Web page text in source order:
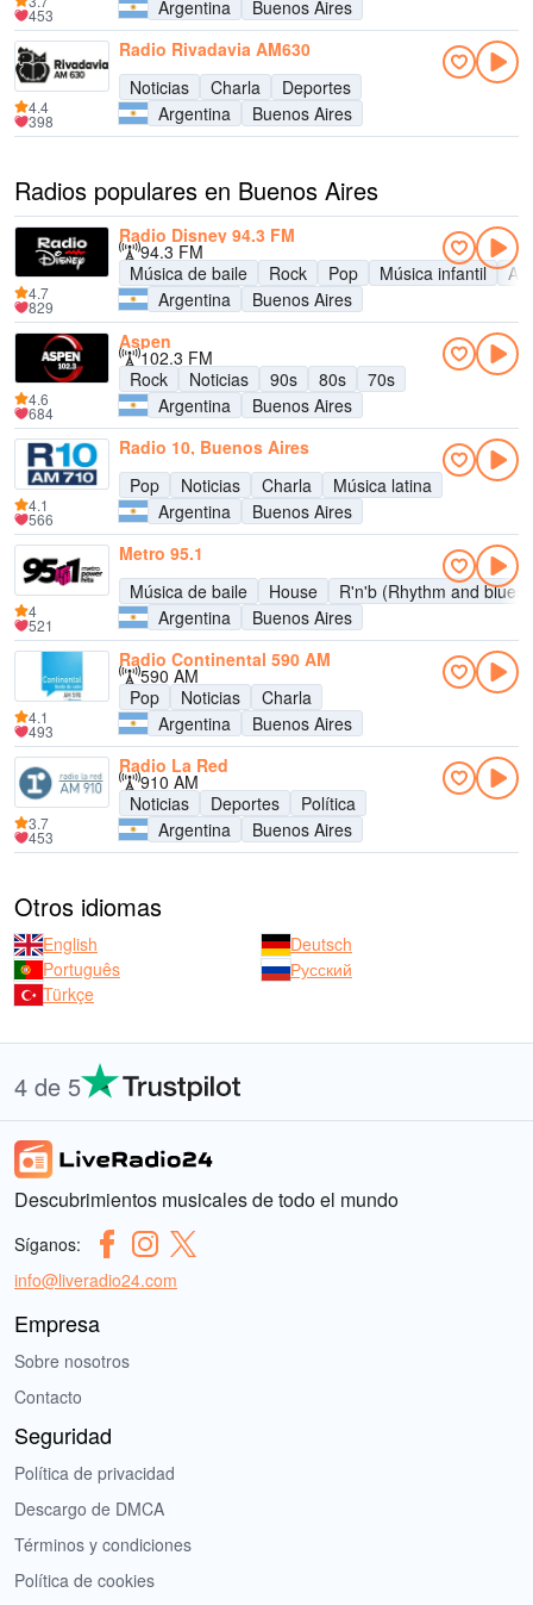
Argentina
Buenos Aires
453
Radio Rivadavia AM630
Noticias
Charla
Deportes
Argentina
Buenos Aires
4.4
398
Radios populares en Buenos Aires
Radio Disney 94.3 FM
94.3 FM
Música de baile
Rock Pop Música infantil
Argentina
Buenos Aires
4.7
829
Aspen
102.3 FM
Rock
Noticias 90s 80s
70s
Argentina
Buenos Aires
4.6
684
Radio 10, Buenos Aires
Pop
Noticias Charla
Música latina
Argentina
Buenos Aires
4.1
566
Metro 95.1
Música de baile
House
R'n'b (Rhythm and blues)
Argentina
Buenos Aires
4
521
Radio Continental 590 AM
590 AM
Pop
Noticias
Charla
Argentina
Buenos Aires
4.1
493
Radio La Red
910 AM
Noticias
Deportes
Política
Argentina
Buenos Aires
3.7
453
Otros idiomas
English
Deutsch
Português
Русский
Türkçe
4 de 5
Descubrimientos musicales de todo el mundo
Síganos:
info@liveradio24.com
Empresa
Sobre nosotros
Contacto
Seguridad
Política de privacidad
Descargo de DMCA
Términos y condiciones
Política de cookies